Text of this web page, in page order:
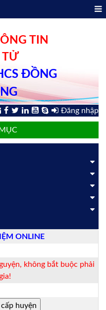
TIN
TỬ
ĐỒNG
Đăng nhập
ONLINE
không bắt buộc phải